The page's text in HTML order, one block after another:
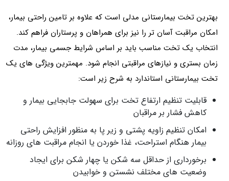
بهترین تخت بیمارستانی مدلی است که علاوه بر تامین راحتی بیمار،
امکان مراقبت آسان تر را نیز برای همراهان و پرستاران فراهم کند.
انتخاب یک تخت مناسب باید بر اساس شرایط جسمی بیمار، مدت
زمان بستری و نیازهای مراقبتی انجام شود. مهمترین ویژگی های یک
تخت بیمارستانی استاندارد به شرح زیر است:
قابلیت تنظیم ارتفاع تخت برای سهولت جابجایی بیمار و
کاهش فشار بر مراقبان
امکان تنظیم زاویه پشتی و زیر پا به منظور افزایش راحتی
بیمار هنگام استراحت، غذا خوردن یا انجام مراقبت های روزانه
برخورداری از حداقل سه شکن یا چهار شکن برای ایجاد
وضعیت های مختلف نشستن و خوابیدن